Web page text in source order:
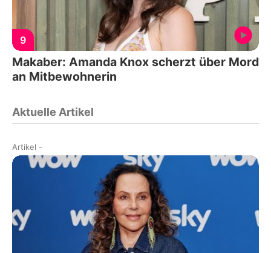
9
Makaber: Amanda Knox scherzt über Mord
an Mitbewohnerin
Aktuelle Artikel
Artikel -